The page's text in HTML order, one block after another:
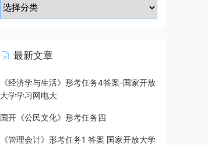
最新文章
《经济学与生活》形考任务4答案-国家开放
大学学习网电大
国开《公民文化》形考任务四
《管理会计》形考任务1 答案 国家开放大学